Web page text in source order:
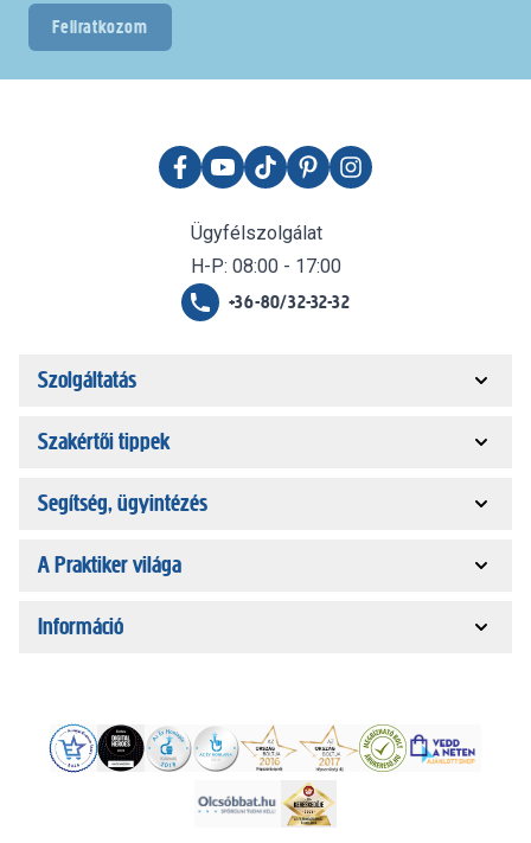
Feliratkozom
Ügyfélszolgálat
H-P: 08:00 - 17:00
+36-80/32-32-32
Szolgáltatás
Szakértői tippek
Segítség, ügyintézés
A Praktiker világa
Információ